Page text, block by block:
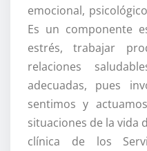
emocional,
Es un componente
estrés, trabajar
relaciones
adecuadas, pues
sentimos y
situaciones de la vida
clínica de los